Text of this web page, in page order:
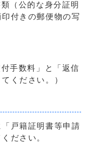
（公的な身分証明
付きの郵便物の写
手数料」と「返信
ください。）
戸籍証明書等申請
ださい。